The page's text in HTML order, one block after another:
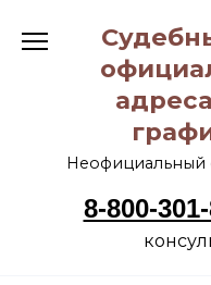
содержанию
Неофициальный
8-800-